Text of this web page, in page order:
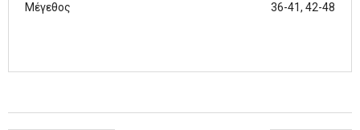
Μέγεθος 36-41, 42-48